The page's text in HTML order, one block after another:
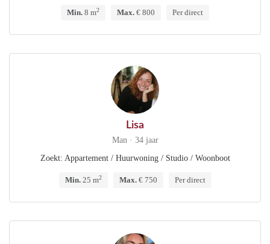
Min. 8 m2 Max. € 800 Per direct
Lisa
Man · 34 jaar
Zoekt: Appartement / Huurwoning / Studio / Woonboot
Min.25 m2 Max.€ 750 Per direct